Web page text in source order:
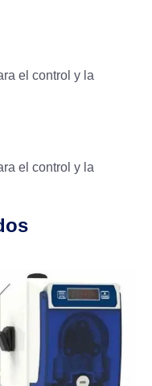
el control y la
el control y la